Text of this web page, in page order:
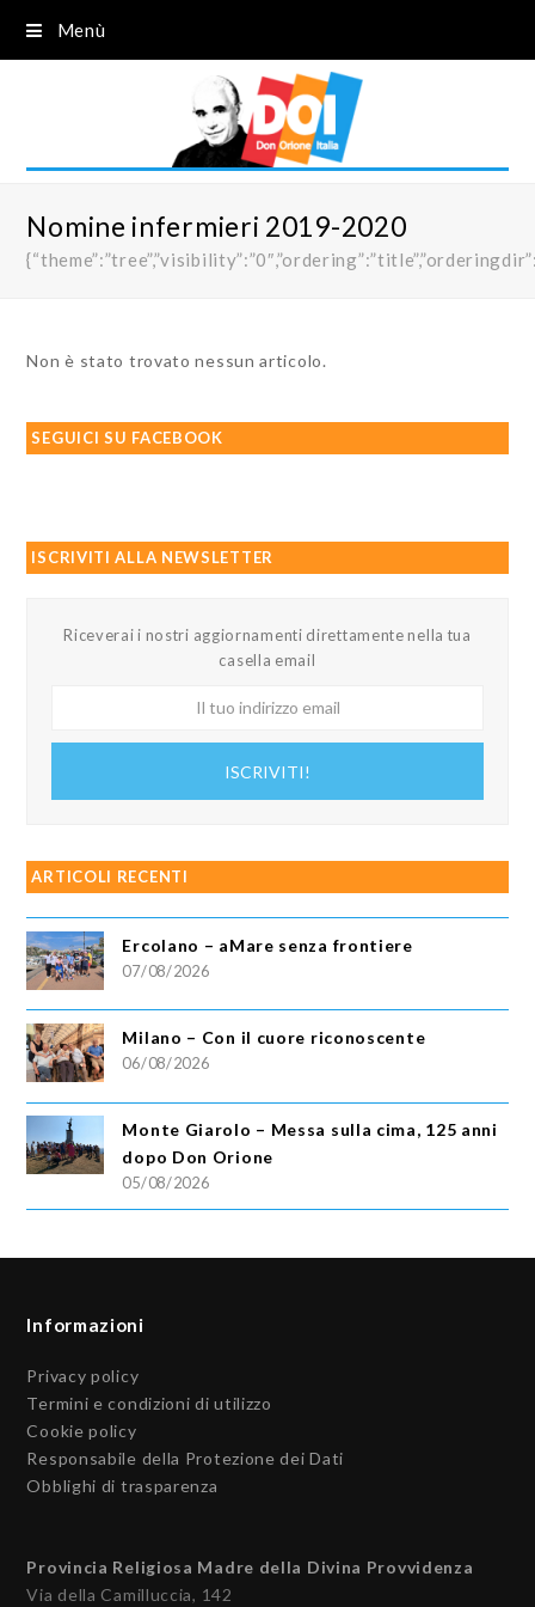
Menù
Nomine infermieri 2019-2020
Non è stato trovato nessun articolo.
SEGUICI SU FACEBOOK
ISCRIVITI ALLA NEWSLETTER
Riceverai i nostri aggiornamenti direttamente nella tua
casella email
ISCRIVITI!
ARTICOLI RECENTI
Ercolano – aMare senza frontiere
07/08/2026
Milano – Con il cuore riconoscente
06/08/2026
Monte Giarolo – Messa sulla cima, 125 anni
dopo Don Orione
05/08/2026
Informazioni
Privacy policy
Termini e condizioni di utilizzo
Cookie policy
Responsabile della Protezione dei Dati
Obblighi di trasparenza
Provincia Religiosa Madre della Divina Provvidenza
Via della Camilluccia, 142